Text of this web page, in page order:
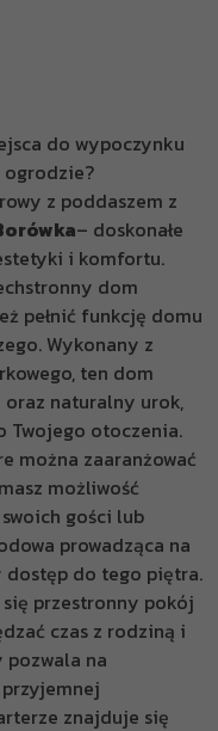
do wypoczynku
ogrodzie?
z poddaszem z
– doskonałe
i komfortu.
dom
pełnić funkcję domu
Wykonany z
ten dom
naturalny urok,
Twojego otoczenia.
zaaranżować
możliwość
gości lub
prowadząca na
dostęp do tego piętra.
przestronny pokój
czas z rodziną i
pozwala na
znajduje się